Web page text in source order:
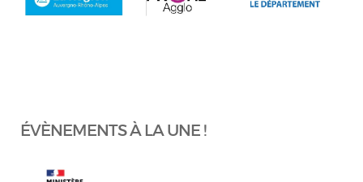
ÉVÈNEMENTS À LA UNE !